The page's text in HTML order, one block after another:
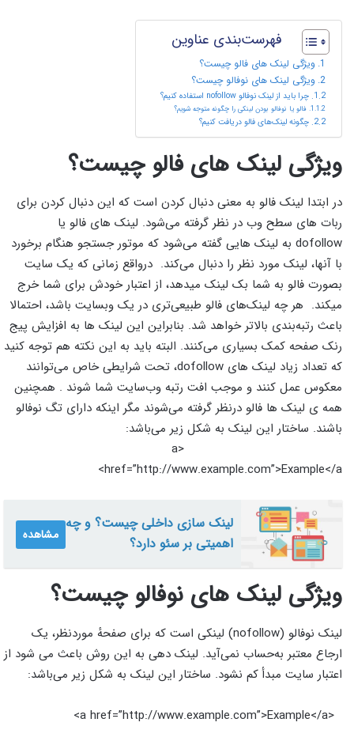
فهرست‌بندی عناوین
ویژگی لینک های فالو چیست؟
ویژگی لینک های نوفالو چیست؟
چرا باید از لینک نوفالو nofollow استفاده کنیم؟
فالو یا نوفالو بودن لینکی را چگونه متوجه شویم؟
چگونه لینک‌های فالو دریافت کنیم؟
ویژگی لینک های فالو چیست؟
در ابتدا لینک فالو به معنی دنبال کردن است که این دنبال کردن برای
ربات های سطح وب در نظر گرفته می‌شود. لینک های فالو یا
dofollow به لینک هایی گفته می‌شود که موتور جستجو هنگام برخورد
با آنها، لینک مورد نظر را دنبال می‌کند. درواقع زمانی که یک سایت
بصورت فالو به شما بک لینک میدهد، از اعتبار خودش برای شما خرج
میکند. هر چه لینک‌های فالو طبیعی‌تری در یک وبسایت باشد، احتمالا
باعث رتبه‌بندی بالاتر خواهد شد. بنابراین این لینک ها به افزایش پیج
رنک صفحه کمک بسیاری می‌کنند. البته باید به این نکته هم توجه کنید
که تعداد زیاد لینک های dofollow، تحت شرایطی خاص می‌توانند
معکوس عمل کنند و موجب افت رتبه وب‌سایت شما شوند . همچنین
همه ی لینک ها فالو درنظر گرفته می‌شوند مگر اینکه دارای تگ نوفالو
باشند. ساختار این لینک به شکل زیر می‌باشد:
<a
href=”http://www.example.com”>Example</a>
لینک سازی داخلی چیست؟ و چه
اهمیتی بر سئو دارد؟
مشاهده
ویژگی لینک های نوفالو چیست؟
لینک نوفالو (nofollow) لینکی است که برای صفحهٔ موردنظر، یک
ارجاع معتبر به‌حساب نمی‌آید. لینک دهی به این روش باعث می شود از
اعتبار سایت مبدأ کم نشود. ساختار این لینک به شکل زیر می‌باشد:
<a href=”http://www.example.com”>Example</a>